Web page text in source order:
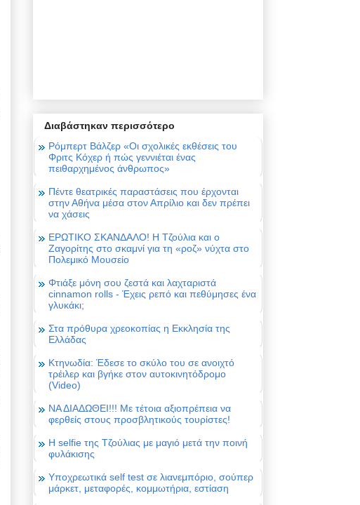
Διαβάστηκαν περισσότερο
Ρόμπερτ Βάλζερ «Οι σχολικές εκθέσεις του
Φριτς Κόχερ ή πώς γεννιέται ένας
πειθαρχημένος άνθρωπος»
Πέντε θεατρικές παραστάσεις που έρχονται
στην Αθήνα μέσα στον Απρίλιο και δεν πρέπει
να χάσεις
ΕΡΩΤΙΚΟ ΣΚΑΝΔΑΛΟ! Η Τζούλια και ο
Ζαγορίτης στο σκαμνί για τη «ροζ» νύχτα στο
Πολεμικό Μουσείο
Φτιάξε μόνη σου ζεστά και λαχταριστά
cinnamon rolls - Έχεις ρεπό και πεθύμησες ένα
γλυκάκι;
Στα πρόθυρα χρεοκοπίας η Εκκλησία της
Ελλάδας
Κτηνωδία: Έδεσε το σκύλο του σε ανοιχτό
τρέιλερ και βγήκε στον αυτοκινητόδρομο
(Video)
ΝΑ ΔΙΑΔΩΘΕΙ!!! Με τέτοια αξιοπρέπεια να
φερθείς στους προσβλητικούς τουρίστες!
Η selfie της Τζούλιας με μαγιό μετά την ποινή
φυλάκισης
Υποχρεωτικά self test σε λιανεμπόριο, σούπερ
μάρκετ, μεταφορές, κομμωτήρια, εστίαση